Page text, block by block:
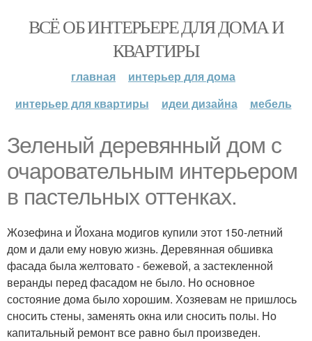
ВСЁ ОБ ИНТЕРЬЕРЕ ДЛЯ ДОМА И
КВАРТИРЫ
главная
интерьер для дома
интерьер для квартиры
идеи дизайна мебель
Зеленый деревянный дом с
очаровательным интерьером
в пастельных оттенках.
Жозефина и Йохана модигов купили этот 150-летний
дом и дали ему новую жизнь. Деревянная обшивка
фасада была желтовато - бежевой, а застекленной
веранды перед фасадом не было. Но основное
состояние дома было хорошим. Хозяевам не пришлось
сносить стены, заменять окна или сносить полы. Но
капитальный ремонт все равно был произведен.